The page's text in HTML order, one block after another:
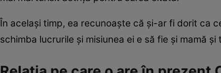
În același timp, ea recunoaște că și-ar fi dorit ca
schimba lucrurile și misiunea ei e să fie și mamă